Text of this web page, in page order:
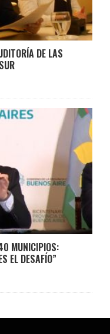
DE LAS
MUNICIPIOS:
EL DESAFÍO”